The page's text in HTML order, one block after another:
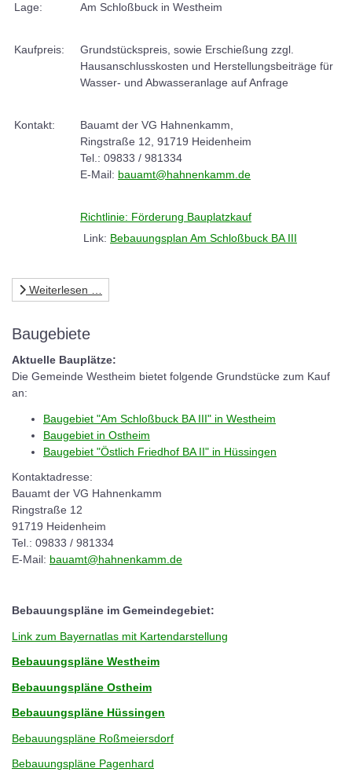
Lage: Am Schloßbuck in Westheim
Kaufpreis:
Grundstückspreis, sowie Erschießung zzgl.
Hausanschlusskosten und Herstellungsbeiträge für
Wasser- und Abwasseranlage auf Anfrage
Kontakt:
Bauamt der VG Hahnenkamm,
Ringstraße 12, 91719 Heidenheim
Tel.: 09833 / 981334
E-Mail: bauamt@hahnenkamm.de
Richtlinie: Förderung Bauplatzkauf
Link: Bebauungsplan Am Schloßbuck BA III
Weiterlesen …
Baugebiete
Aktuelle Bauplätze:
Die Gemeinde Westheim bietet folgende Grundstücke zum Kauf
an:
Baugebiet "Am Schloßbuck BA III" in Westheim
Baugebiet in Ostheim
Baugebiet "Östlich Friedhof BA II" in Hüssingen
Kontaktadresse:
Bauamt der VG Hahnenkamm
Ringstraße 12
91719 Heidenheim
Tel.: 09833 / 981334
E-Mail: bauamt@hahnenkamm.de
Bebauungspläne im Gemeindegebiet:
Link zum Bayernatlas mit Kartendarstellung
Bebauungspläne Westheim
Bebauungspläne Ostheim
Bebauungspläne Hüssingen
Bebauungspläne Roßmeiersdorf
Bebauungspläne Pagenhard